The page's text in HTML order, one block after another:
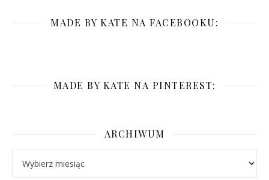
MADE BY KATE NA FACEBOOKU:
MADE BY KATE NA PINTEREST:
ARCHIWUM